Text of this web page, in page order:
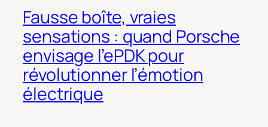
Fausse boîte, vraies
sensations : quand Porsche
envisage l’ePDK pour
révolutionner l’émotion
électrique